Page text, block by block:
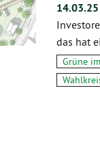
14.03.25
das hat
Grüne